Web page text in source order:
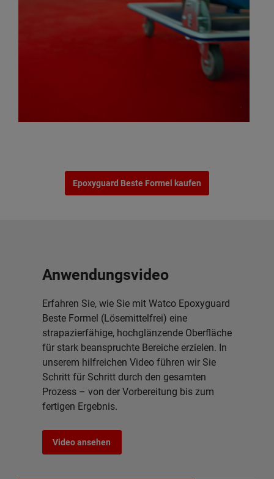
Epoxyguard Beste Formel kaufen
Anwendungsvideo
Erfahren Sie, wie Sie mit Watco Epoxyguard
Beste Formel (Lösemittelfrei) eine
strapazierfähige, hochglänzende Oberfläche
für stark beanspruchte Bereiche erzielen. In
unserem hilfreichen Video führen wir Sie
Schritt für Schritt durch den gesamten
Prozess – von der Vorbereitung bis zum
fertigen Ergebnis.
Video ansehen